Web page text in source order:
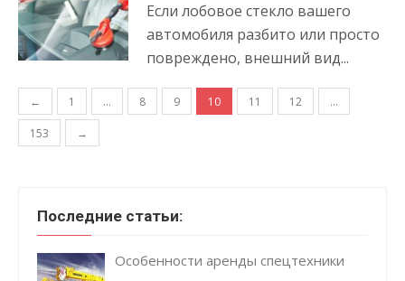
Если лобовое стекло вашего
автомобиля разбито или просто
повреждено, внешний вид...
Навигация по записям
← 1 … 8 9 10 11 12 …
153 →
Последние статьи:
Особенности аренды спецтехники